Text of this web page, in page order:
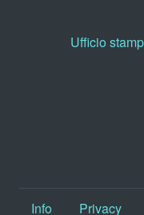
Ufficio
Info Privacy